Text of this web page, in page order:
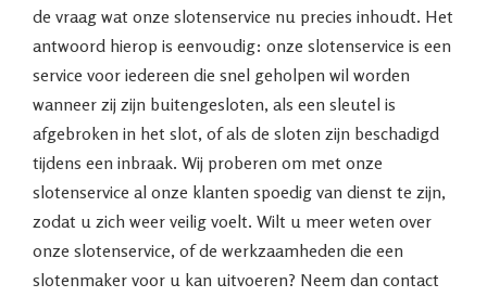
de vraag wat onze slotenservice nu precies inhoudt. Het
antwoord hierop is eenvoudig: onze slotenservice is een
service voor iedereen die snel geholpen wil worden
wanneer zij zijn buitengesloten, als een sleutel is
afgebroken in het slot, of als de sloten zijn beschadigd
tijdens een inbraak. Wij proberen om met onze
slotenservice al onze klanten spoedig van dienst te zijn,
zodat u zich weer veilig voelt. Wilt u meer weten over
onze slotenservice, of de werkzaamheden die een
slotenmaker voor u kan uitvoeren? Neem dan contact